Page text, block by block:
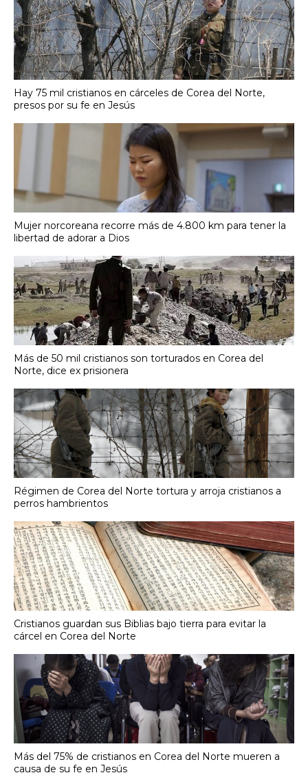
Hay 75 mil cristianos en cárceles de Corea del Norte,
presos por su fe en Jesús
Mujer norcoreana recorre más de 4.800 km para tener la
libertad de adorar a Dios
Más de 50 mil cristianos son torturados en Corea del
Norte, dice ex prisionera
Régimen de Corea del Norte tortura y arroja cristianos a
perros hambrientos
Cristianos guardan sus Biblias bajo tierra para evitar la
cárcel en Corea del Norte
Más del 75% de cristianos en Corea del Norte mueren a
causa de su fe en Jesús